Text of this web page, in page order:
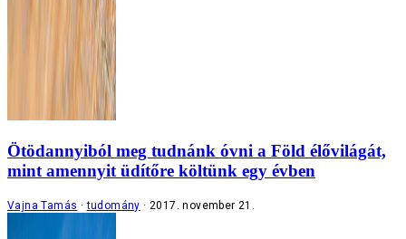
Ötödannyiból meg tudnánk óvni a Föld élővilágát,
mint amennyit üdítőre költünk egy évben
Vajna Tamás tudomány 2017. november 21.